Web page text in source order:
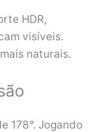
HDR,
visíveis.
naturais.
178°. Jogando